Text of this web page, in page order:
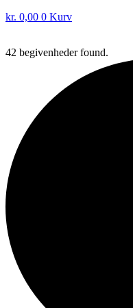
kr. 0,00 0 Kurv
42 begivenheder found.